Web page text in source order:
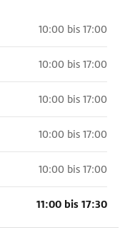
10:00 bis 17:00
10:00 bis 17:00
10:00 bis 17:00
10:00 bis 17:00
10:00 bis 17:00
11:00 bis 17:30